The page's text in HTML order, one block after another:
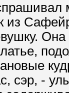
из
сэр, -